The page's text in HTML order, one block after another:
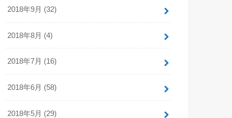
2018年9月 (32)
2018年8月 (4)
2018年7月 (16)
2018年6月 (58)
2018年5月 (29)